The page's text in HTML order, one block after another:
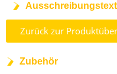
Ausschreibungstext
Zurück zur
Zubehör